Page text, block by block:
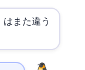
はまた違う